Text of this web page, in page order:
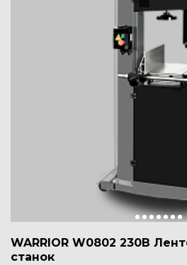
WARRIOR W0802 230В
станок